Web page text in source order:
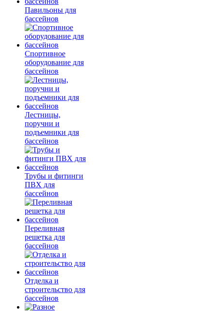
Павильоны для
бассейнов
Спортивное
оборудование для
бассейнов
Лестницы,
поручни и
подъемники для
бассейнов
Трубы и фитинги
ПВХ для
бассейнов
Переливная
решетка для
бассейнов
Отделка и
строительство для
бассейнов